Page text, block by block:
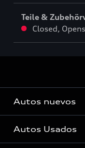
Teile &
Closed, Opens
Autos nuevos
Autos Nuevos
Autos Usados